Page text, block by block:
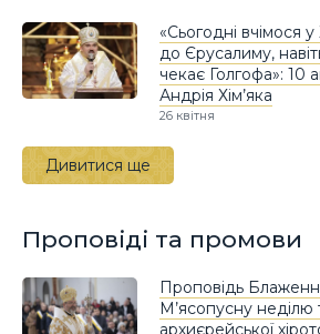
«Сьогодні вчімося
до Єрусалиму,
чекає Голгофа»: 10
Андрія Хім’яка
26 квітня
Дивитися ще
Проповіді та промови
Проповідь
М’ясопусну неділю
архиєрейської